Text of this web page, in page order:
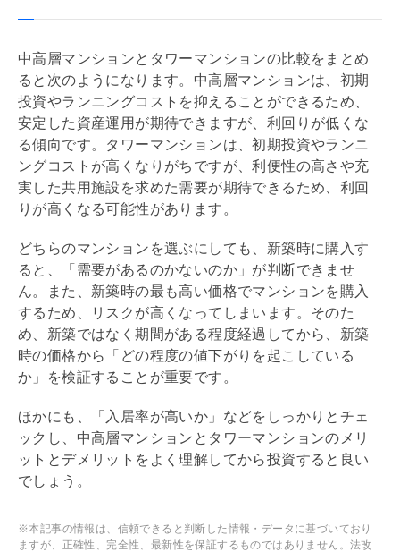
中高層マンションとタワーマンションの比較をまとめ
ると次のようになります。中高層マンションは、初期
投資やランニングコストを抑えることができるため、
安定した資産運用が期待できますが、 利回り が低くな
る傾向です。タワーマンションは、初期投資やランニ
ングコストが高くなりがちですが、利便性の高さや充
実した共用施設を求めた需要が期待できるため、 利回
り が高くなる可能性があります。
どちらのマンションを選ぶにしても、新築時に購入す
ると、「需要があるのかないのか」が判断できませ
ん。また、新築時の最も高い価格でマンションを購入
するため、リスクが高くなってしまいます。そのた
め、新築ではなく期間がある程度経過してから、新築
時の価格から「どの程度の値下がりを起こしている
か」を検証することが重要です。
ほかにも、「入居率が高いか」などをしっかりとチェ
ックし、中高層マンションとタワーマンションのメリ
ットとデメリットをよく理解してから投資すると良い
でしょう。
※本記事の情報は、信頼できると判断した情報・データに基づいており
ますが、正確性、完全性、最新性を保証するものではありません。法改